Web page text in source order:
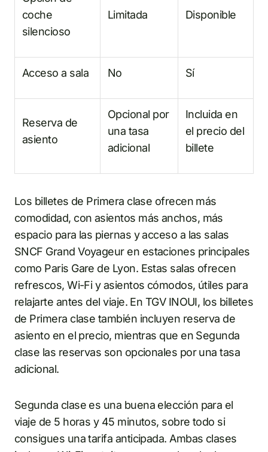
coche
silencioso
Limitada Disponible
Acceso a sala No Sí
Reserva de
asiento
Opcional por
una tasa
adicional
Incluida en
el precio del
billete
Los billetes de Primera clase ofrecen más
comodidad, con asientos más anchos, más
espacio para las piernas y acceso a las salas
SNCF Grand Voyageur en estaciones principales
como Paris Gare de Lyon. Estas salas ofrecen
refrescos, Wi-Fi y asientos cómodos, útiles para
relajarte antes del viaje. En TGV INOUI, los billetes
de Primera clase también incluyen reserva de
asiento en el precio, mientras que en Segunda
clase las reservas son opcionales por una tasa
adicional.
Segunda clase es una buena elección para el
viaje de 5 horas y 45 minutos, sobre todo si
consigues una tarifa anticipada. Ambas clases